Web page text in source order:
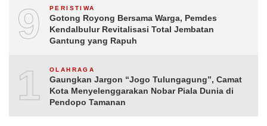
9 PERISTIWA
Gotong Royong Bersama Warga, Pemdes
Kendalbulur Revitalisasi Total Jembatan
Gantung yang Rapuh
10OLAHRAGA
Gaungkan Jargon “Jogo Tulungagung”, Camat
Kota Menyelenggarakan Nobar Piala Dunia di
Pendopo Tamanan